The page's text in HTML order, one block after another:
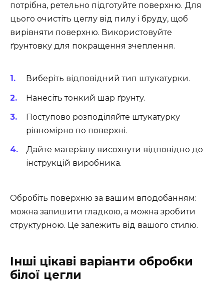
потрібна, ретельно підготуйте поверхню. Для
цього очистіть цеглу від пилу і бруду, щоб
вирівняти поверхню. Використовуйте
ґрунтовку для покращення зчеплення.
Виберіть відповідний тип штукатурки.
Нанесіть тонкий шар ґрунту.
Поступово розподіляйте штукатурку
рівномірно по поверхні.
Дайте матеріалу висохнути відповідно до
інструкцій виробника.
Обробіть поверхню за вашим вподобанням:
можна залишити гладкою, а можна зробити
структурною. Це залежить від вашого стилю.
Інші цікаві варіанти обробки
білої цегли